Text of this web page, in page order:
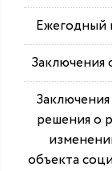
Ежегодный
Заключения
решения о
объекта